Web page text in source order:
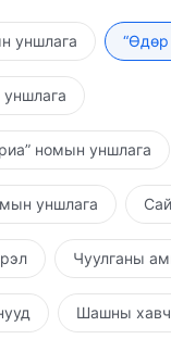
суурийг
ажил
завхарсан
харуусаж,
ажил дотор
хүмүүст мөн л
чаддаг,
Ариун
итгэдэг. Тийм
уншлага
номын уншлага
уншлага
Чуулганы
Шашны